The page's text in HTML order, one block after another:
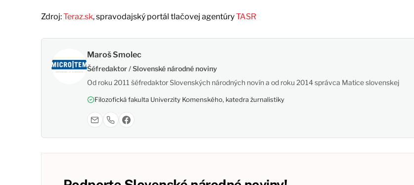
Zdroj:Teraz.sk, spravodajský portál tlačovej agentúryTASR
Maroš Smolec
Šéfredaktor / Slovenské národné noviny
Od roku 2011 šéfredaktor Slovenských národných novín a od roku 2014 správca Matice slovenskej
Filozofická fakulta Univerzity Komenského, katedra žurnalistiky